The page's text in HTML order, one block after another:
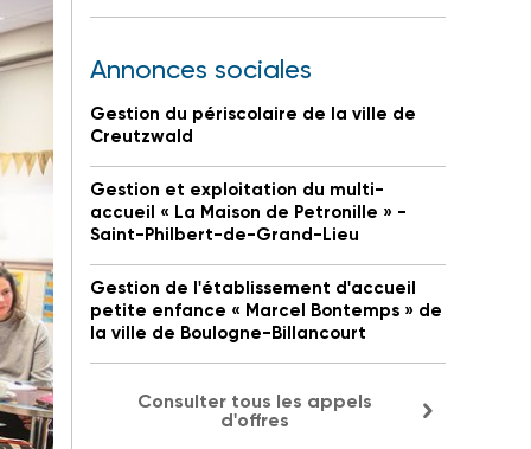
Annonces sociales
Gestion du périscolaire de la ville de
Creutzwald
Gestion et exploitation du multi-
accueil « La Maison de Petronille » -
Saint-Philbert-de-Grand-Lieu
Gestion de l'établissement d'accueil
petite enfance « Marcel Bontemps » de
la ville de Boulogne-Billancourt
Consulter tous les appels
d'offres